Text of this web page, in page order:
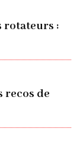
rotateurs :
recos de